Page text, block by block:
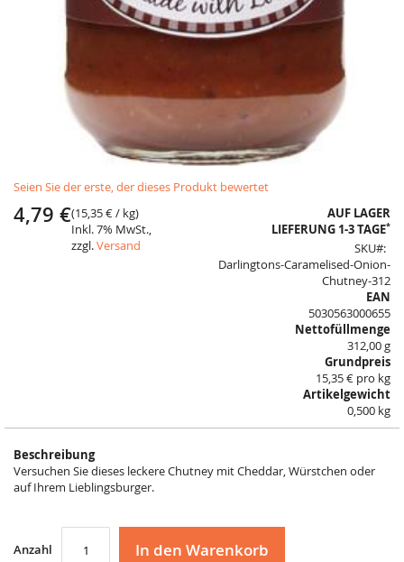
to
the
beginning
Seien Sie der erste, der dieses Produkt bewertet
4,79 €(15,35 €/ kg)
Inkl. 7% MwSt.,
zzgl.Versand
AUF LAGER
LIEFERUNG 1-3 TAGE*
SKU
Darlingtons-Caramelised-Onion-
Chutney-312
EAN
5030563000655
Nettofüllmenge
312,00 g
Grundpreis
15,35 € pro kg
Artikelgewicht
0,500 kg
Beschreibung
Versuchen Sie dieses leckere Chutney mit Cheddar, Würstchen oder
auf Ihrem Lieblingsburger.
Anzahl In den Warenkorb